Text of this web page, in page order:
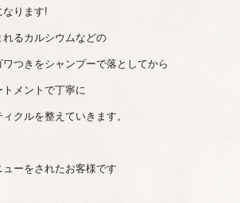
なります!
れるカルシウムなどの
ワつきをシャンプーで落としてから
トメントで丁寧に
クルを整えていきます。
ーをされたお客様です